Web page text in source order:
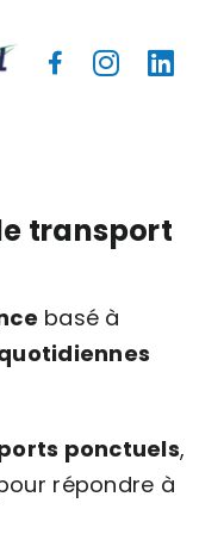
transport
basé à
ponctuels,
répondre à